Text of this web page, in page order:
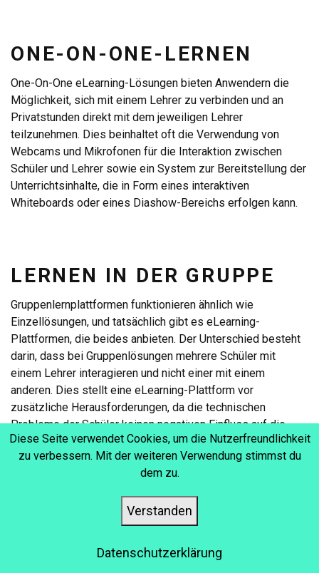
ONE-ON-ONE-LERNEN
One-On-One eLearning-Lösungen bieten Anwendern die
Möglichkeit, sich mit einem Lehrer zu verbinden und an
Privatstunden direkt mit dem jeweiligen Lehrer
teilzunehmen. Dies beinhaltet oft die Verwendung von
Webcams und Mikrofonen für die Interaktion zwischen
Schüler und Lehrer sowie ein System zur Bereitstellung der
Unterrichtsinhalte, die in Form eines interaktiven
Whiteboards oder eines Diashow-Bereichs erfolgen kann.
LERNEN IN DER GRUPPE
Gruppenlernplattformen funktionieren ähnlich wie
Einzellösungen, und tatsächlich gibt es eLearning-
Plattformen, die beides anbieten. Der Unterschied besteht
darin, dass bei Gruppenlösungen mehrere Schüler mit
einem Lehrer interagieren und nicht einer mit einem
anderen. Dies stellt eine eLearning-Plattform vor
zusätzliche Herausforderungen, da die technischen
Probleme der Schüler keinen negativen Einfluss auf die
Erfahrung der anderen Schüler in einer Klasse haben sollten.
Diese Seite verwendet Cookies, um die Nutzerfreundlichkeit
zu verbessern. Mit der weiteren Verwendung stimmst du
dem zu.
Verstanden
Datenschutzerklärung